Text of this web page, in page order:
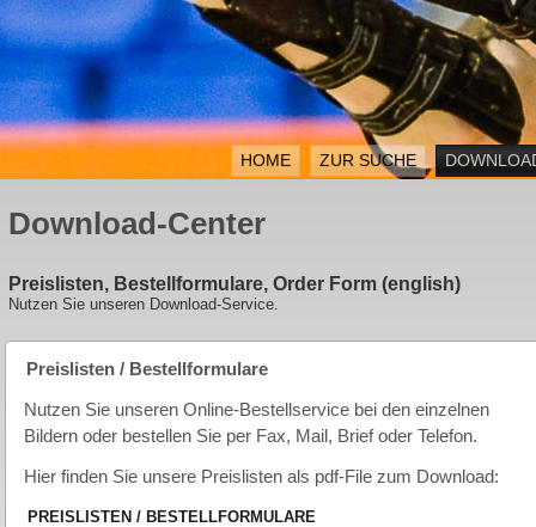
HOME ZUR SUCHE
Download-Center
Preislisten, Bestellformulare, Order Form (english)
Nutzen Sie unseren Download-Service.
Preislisten / Bestellformulare
Nutzen Sie unseren Online-Bestellservice bei den einzelnen
Bildern oder bestellen Sie per Fax, Mail, Brief oder Telefon.
Hier finden Sie unsere Preislisten als pdf-File zum Download:
PREISLISTEN / BESTELLFORMULARE